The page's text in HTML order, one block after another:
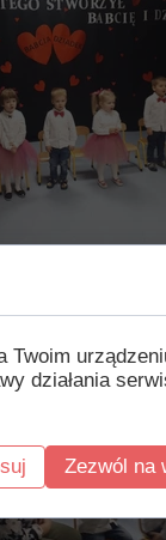
Twoim
działania
Zezwól na